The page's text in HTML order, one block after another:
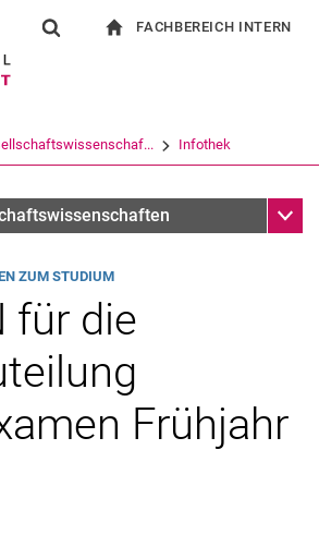
Springe direkt zu: Inhalt
Springe direkt zu: Suche
Springe direkt zu:
Suchen (öffnet externen Link in einem
FACHBEREICH INTERN
Infothek
ZUM STUDIUM
für die
Frühjahr